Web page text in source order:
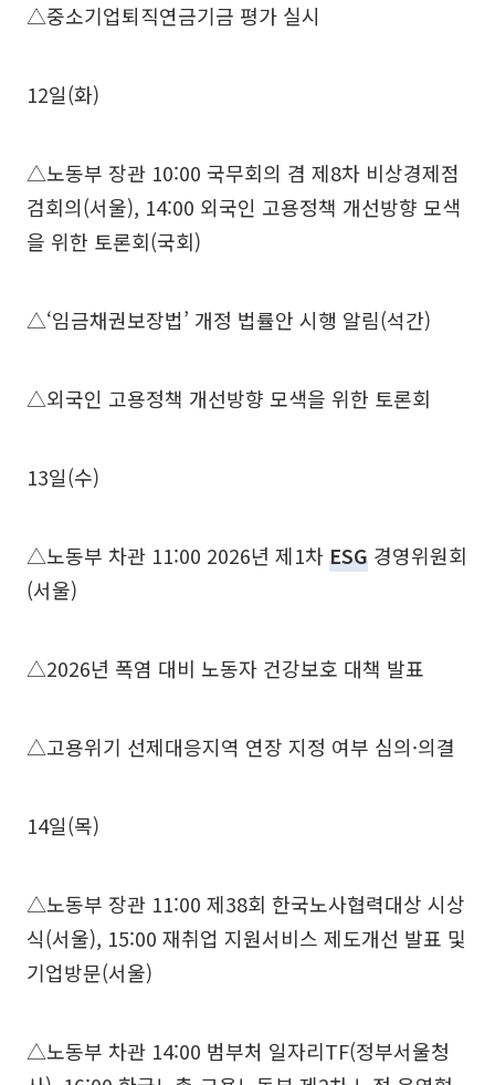
△중소기업퇴직연금기금 평가 실시
12일(화)
△노동부 장관 10:00 국무회의 겸 제8차 비상경제점
검회의(서울), 14:00 외국인 고용정책 개선방향 모색
을 위한 토론회(국회)
△‘임금채권보장법’ 개정 법률안 시행 알림(석간)
△외국인 고용정책 개선방향 모색을 위한 토론회
13일(수)
△노동부 차관 11:00 2026년 제1차ESG 경영위원회
(서울)
△2026년 폭염 대비 노동자 건강보호 대책 발표
△고용위기 선제대응지역 연장 지정 여부 심의·의결
14일(목)
△노동부 장관 11:00 제38회 한국노사협력대상 시상
식(서울), 15:00 재취업 지원서비스 제도개선 발표 및
기업방문(서울)
△노동부 차관 14:00 범부처 일자리TF(정부서울청